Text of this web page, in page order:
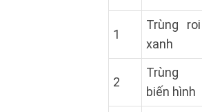
1
Trùng roi
xanh
2
Trùng
biến hình